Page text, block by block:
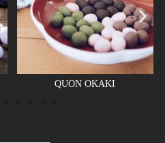
QUON OKAKI